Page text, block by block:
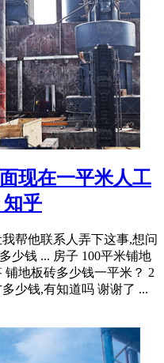
现在一平米人工
乎
帮他联系人弄下这事,想问
少钱 ... 房子 100平米铺地
铺地板砖多少钱一平米？ 2
少钱,有知道吗 谢谢了 ...